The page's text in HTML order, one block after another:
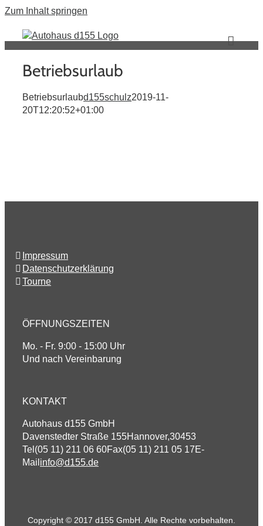
Zum Inhalt springen
Betriebsurlaub
Betriebsurlaubd155schulz2019-11-
20T12:20:52+01:00
Impressum
Datenschutzerklärung
Tourne
ÖFFNUNGSZEITEN
Mo. - Fr. 9:00 - 15:00 Uhr
Und nach Vereinbarung
KONTAKT
Autohaus d155 GmbH
Davenstedter Straße 155Hannover,30453
Tel (05 11) 211 06 60Fax(05 11) 211 05 17E-
Mail info@d155.de
Copyright © 2017 d155 GmbH. Alle Rechte vorbehalten.